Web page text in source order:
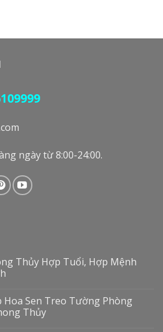
ngày từ 8:00-24:00.
Thủy Hợp Tuổi, Hợp Mệnh
Hoa Sen Treo Tường Phòng
Thủy